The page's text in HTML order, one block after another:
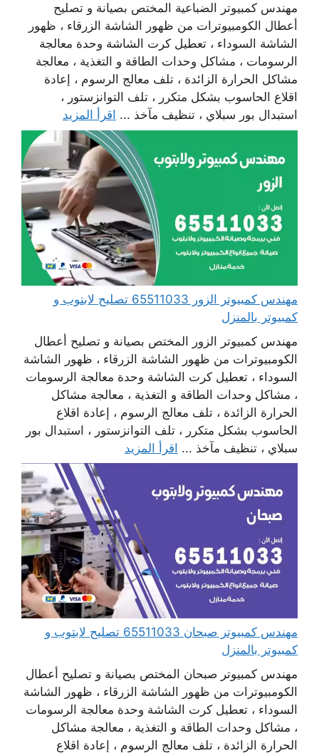
مهندس كمبيوتر الضباعية المختص بصيانة و تصليح
أعطال الكومبيوترات من ظهور الشاشة الزرقاء ، ظهور
الشاشة السوداء ، تعطيل كرت الشاشة وحدة معالجة
الرسومات ، مشاكل وحدات الطاقة و التغذية ، معالجة
مشاكل الحرارة الزائدة ، تلف معالج الرسوم ، إعادة
اقلاع الحاسوب بشكل متكرر ، تلف التوانزستور ،
استبدال بور سبلاي ، تنظيف مآخذ ... اقرأ المزيد
مهندس كمبيوتر الزور 65511033 تصليح لابتوب و
كمبيوتر بالمنزل
مهندس كمبيوتر الزور المختص بصيانة و تصليح أعطال
الكومبيوترات من ظهور الشاشة الزرقاء ، ظهور الشاشة
السوداء ، تعطيل كرت الشاشة وحدة معالجة الرسومات
، مشاكل وحدات الطاقة و التغذية ، معالجة مشاكل
الحرارة الزائدة ، تلف معالج الرسوم ، إعادة اقلاع
الحاسوب بشكل متكرر ، تلف التوانزستور ، استبدال بور
سبلاي ، تنظيف مآخذ ... اقرأ المزيد
مهندس كمبيوتر صبحان 65511033 تصليح لابتوب و
كمبيوتر بالمنزل
مهندس كمبيوتر صبحان المختص بصيانة و تصليح أعطال
الكومبيوترات من ظهور الشاشة الزرقاء ، ظهور الشاشة
السوداء ، تعطيل كرت الشاشة وحدة معالجة الرسومات
، مشاكل وحدات الطاقة و التغذية ، معالجة مشاكل
الحرارة الزائدة ، تلف معالج الرسوم ، إعادة اقلاع